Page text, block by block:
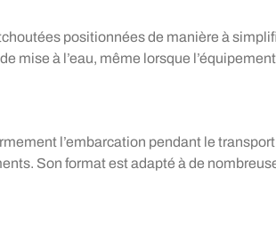
positionnées de manière à
mise à l’eau, même lorsque
l’embarcation pendant le
Son format est adapté à de